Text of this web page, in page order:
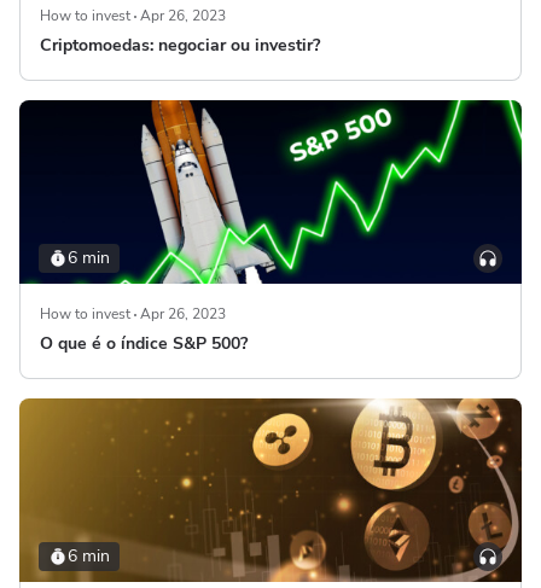
How to invest Apr 26, 2023
Criptomoedas: negociar ou investir?
6 min
How to invest Apr 26, 2023
O que é o índice S&P 500?
6 min